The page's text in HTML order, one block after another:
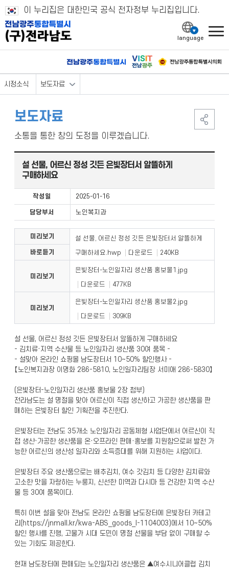
이 누리집은 대한민국 공식 전자정부 누리집입니다.
시정소식 보도자료
보도자료
소통을 통한 창의 도정을 이루겠습니다.
설 선물, 어르신 정성 깃든 은빛장터서 알뜰하게
구매하세요
작성일 2025-01-16
담당부서 노인복지과
설 선물, 어르신 정성 깃든 은빛장터서 알뜰하게
구매하세요.hwp
다운로드 240KB
미리보기
바로듣기
은빛장터-노인일자리 생산품 홍보물1.jpg
다운로드
477KB
미리보기
은빛장터-노인일자리 생산품 홍보물2.jpg
다운로드
309KB
미리보기
설 선물, 어르신 정성 깃든 은빛장터서 알뜰하게 구매하세요
- 김치류·지역 수산물 등 노인일자리 생산품 30여 품목 -
- 설맞아 온라인 쇼핑몰 남도장터서 10~50% 할인행사 -
【노인복지과장 이명화 286-5810, 노인일자리팀장 서미애 286-5830】
(은빛장터-노인일자리 생산품 홍보물 2장 첨부)
전라남도는 설 명절을 맞아 어르신이 직접 생산하고 가공한 생산품을 판
매하는 은빛장터 할인 기획전을 추진한다.
은빛장터는 전남도 35개소 노인일자리 공동체형 사업단에서 어르신이 직
접 생산·가공한 생산품을 온·오프라인 판매·홍보를 지원함으로써 발전 가
능한 어르신의 생산성 일자리와 소득증대를 위해 지원하는 사업이다.
은빛장터 주요 생산품으로는 배추김치, 여수 갓김치 등 다양한 김치류와
고소한 맛을 자랑하는 누룽지, 신선한 미역과 다시마 등 건강한 지역 수산
물 등 30여 품목이다.
특히 이번 설을 맞아 전남도 온라인 쇼핑몰 남도장터에 은빛장터 카테고
리(https://jnmall.kr/kwa-ABS_goods_l-1104003)에서 10~50%
할인 행사를 진행, 고물가 시대 도민이 명절 선물을 부담 없이 구매할 수
있는 기회도 제공한다.
현재 남도장터에 판매되는 노인일자리 생산품은 ▲여수시니어클럽 김치